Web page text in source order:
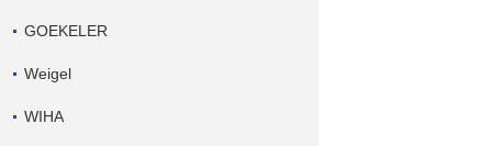
GOEKELER
Weigel
WIHA